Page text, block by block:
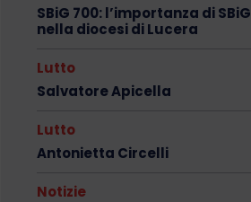
SBiG 700: l’importanza di SBiG
nella diocesi di Lucera
Lutto
Salvatore Apicella
Lutto
Antonietta Circelli
Notizie